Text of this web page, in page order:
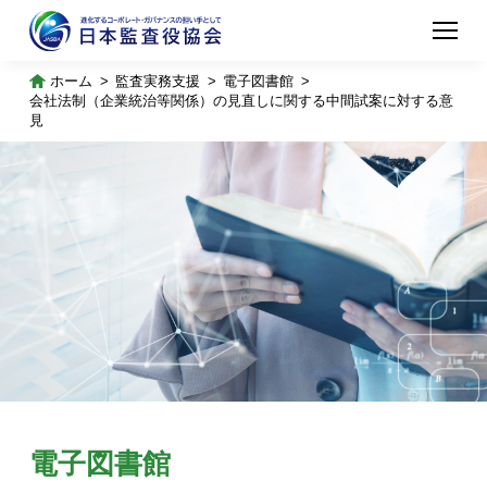
ホーム 監査実務支援
電子図書館
会社法制（企業統治等関係）の見直しに関する中間試案に対する意
見
電子図書館